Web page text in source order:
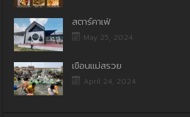
สตาร์คาเฟ่
May 25, 2024
เขื่อนแม่สรวย
April 24, 2024